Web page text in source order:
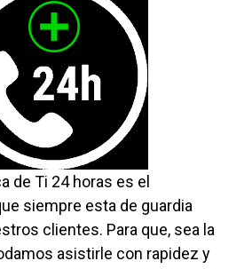
de Ti 24 horas es el
siempre esta de guardia
clientes. Para que, sea la
asistirle con rapidez y